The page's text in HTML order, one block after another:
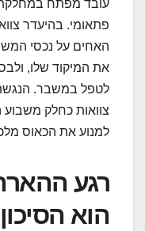
עובד מפתח
פתאומי. בהיעדר
האחים על נכסי
את המיקוד שלו,
לטפל במשבר.
צוואות כחלק
למנוע את הכאוס
רגע
הוא